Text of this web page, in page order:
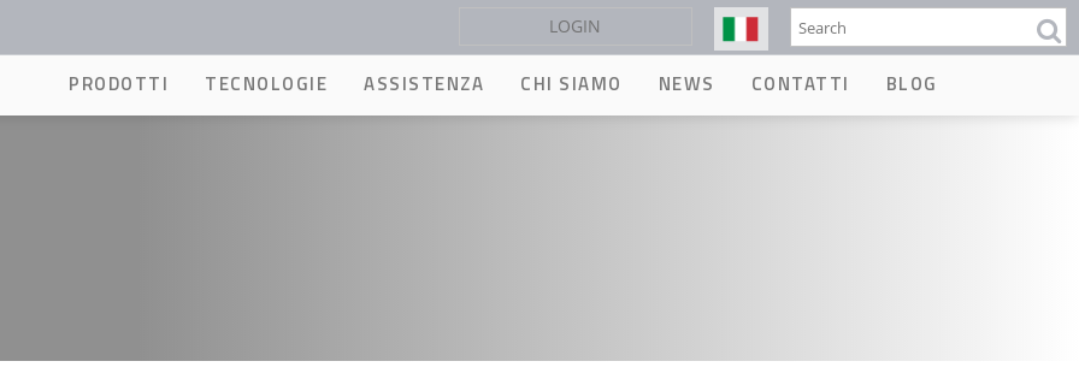
LOGIN Cerca
PRODOTTI TECNOLOGIE ASSISTENZA CHI SIAMO NEWS CONTATTI BLOG